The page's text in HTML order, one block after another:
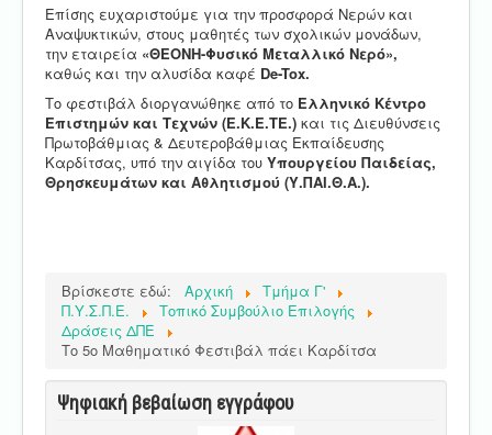
Επίσης ευχαριστούμε για την προσφορά Νερών και
Αναψυκτικών, στους μαθητές των σχολικών μονάδων,
την εταιρεία «ΘΕΟΝΗ-Φυσικό Μεταλλικό Νερό»,
καθώς και την αλυσίδα καφέ De-Tox.
Το φεστιβάλ διοργανώθηκε από το Ελληνικό Κέντρο
Επιστημών και Τεχνών (Ε.Κ.Ε.ΤΕ.) και τις Διευθύνσεις
Πρωτοβάθμιας & Δευτεροβάθμιας Εκπαίδευσης
Καρδίτσας, υπό την αιγίδα του Υπουργείου Παιδείας,
Θρησκευμάτων και Αθλητισμού (Υ.ΠΑΙ.Θ.Α.).
Βρίσκεστε εδώ: Αρχική
Τμήμα Γ'
Π.Υ.Σ.Π.Ε.
Τοπικό Συμβούλιο Επιλογής
Δράσεις ΔΠΕ
Το 5ο Μαθηματικό Φεστιβάλ πάει Καρδίτσα
Ψηφιακή βεβαίωση εγγράφου